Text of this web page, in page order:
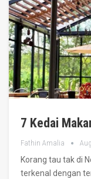
7 Kedai
Fathin Amalia
Korang tau tak di
terkenal dengan